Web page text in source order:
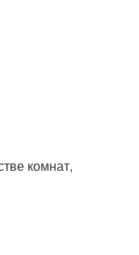
комнат,